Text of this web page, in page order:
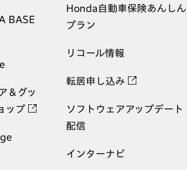
BASE
＆グッ
ップ
Honda自動車保険あんしん
プラン
リコール情報
転居申し込み
ソフトウェアアップデート
配信
インターナビ